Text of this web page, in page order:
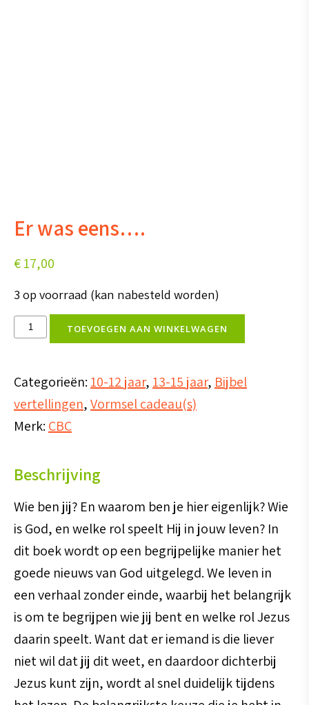
Er was eens….
€17,00
3 op voorraad (kan nabesteld worden)
aantal
TOEVOEGEN AAN WINKELWAGEN
Categorieën: 10-12 jaar, 13-15 jaar, Bijbel
vertellingen,Vormsel cadeau(s)
Merk: CBC
Beschrijving
Wie ben jij? En waarom ben je hier eigenlijk? Wie
is God, en welke rol speelt Hij in jouw leven? In
dit boek wordt op een begrijpelijke manier het
goede nieuws van God uitgelegd. We leven in
een verhaal zonder einde, waarbij het belangrijk
is om te begrijpen wie jij bent en welke rol Jezus
daarin speelt. Want dat er iemand is die liever
niet wil dat jij dit weet, en daardoor dichterbij
Jezus kunt zijn, wordt al snel duidelijk tijdens